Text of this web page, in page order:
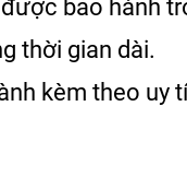
bảo hành
thời gian dài.
kèm theo uy